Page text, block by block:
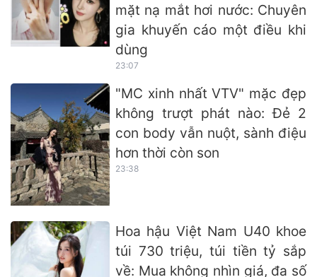
mặt nạ mắt hơi nước: Chuyên
gia khuyến cáo một điều khi
dùng
23:07
"MC xinh nhất VTV" mặc đẹp
không trượt phát nào: Đẻ 2
con body vẫn nuột, sành điệu
hơn thời còn son
23:38
Hoa hậu Việt Nam U40 khoe
túi 730 triệu, túi tiền tỷ sắp
về: Mua không nhìn giá, đa số